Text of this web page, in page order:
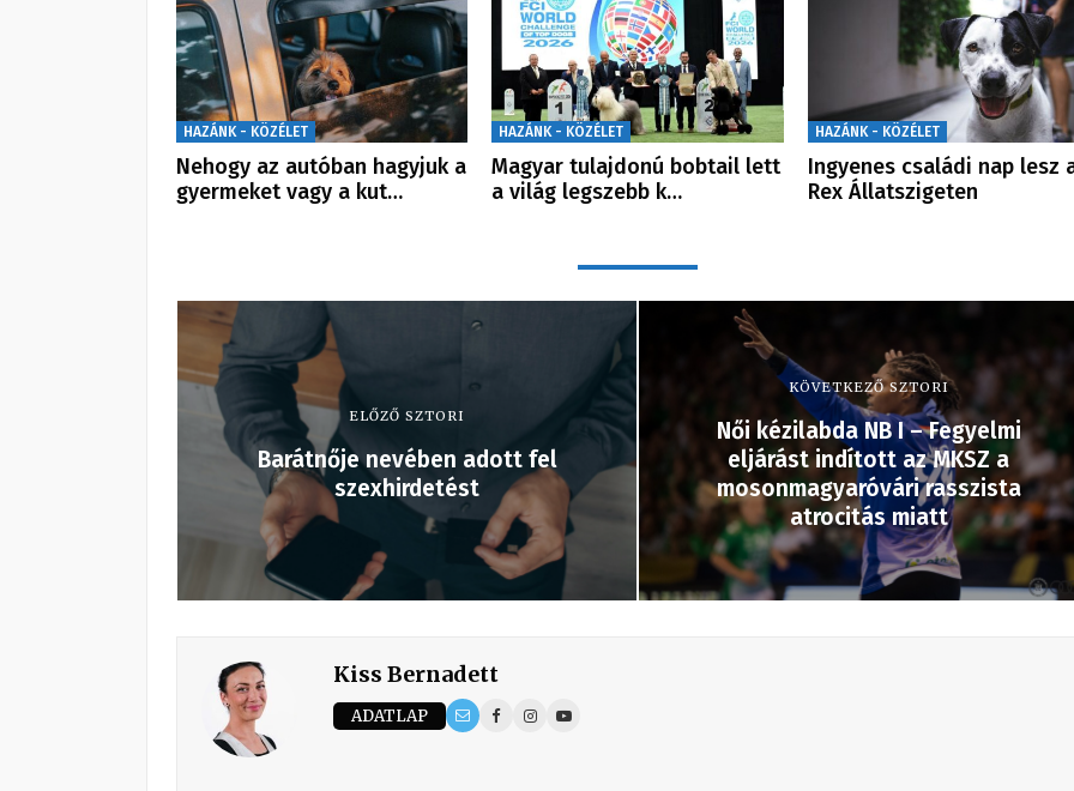
HAZÁNK - KÖZÉLET
Nehogy az autóban hagyjuk a
gyermeket vagy a kut…
HAZÁNK - KÖZÉLET
Magyar tulajdonú bobtail lett
a világ legszebb k…
HAZÁNK - KÖZÉLET
Ingyenes családi nap lesz
Rex Állatszigeten
ELŐZŐ SZTORI
Barátnője nevében adott fel
szexhirdetést
KÖVETKEZŐ SZTORI
Női kézilabda NB I – Fegyelmi
eljárást indított az MKSZ a
mosonmagyaróvári rasszista
atrocitás miatt
Kiss Bernadett
ADATLAP